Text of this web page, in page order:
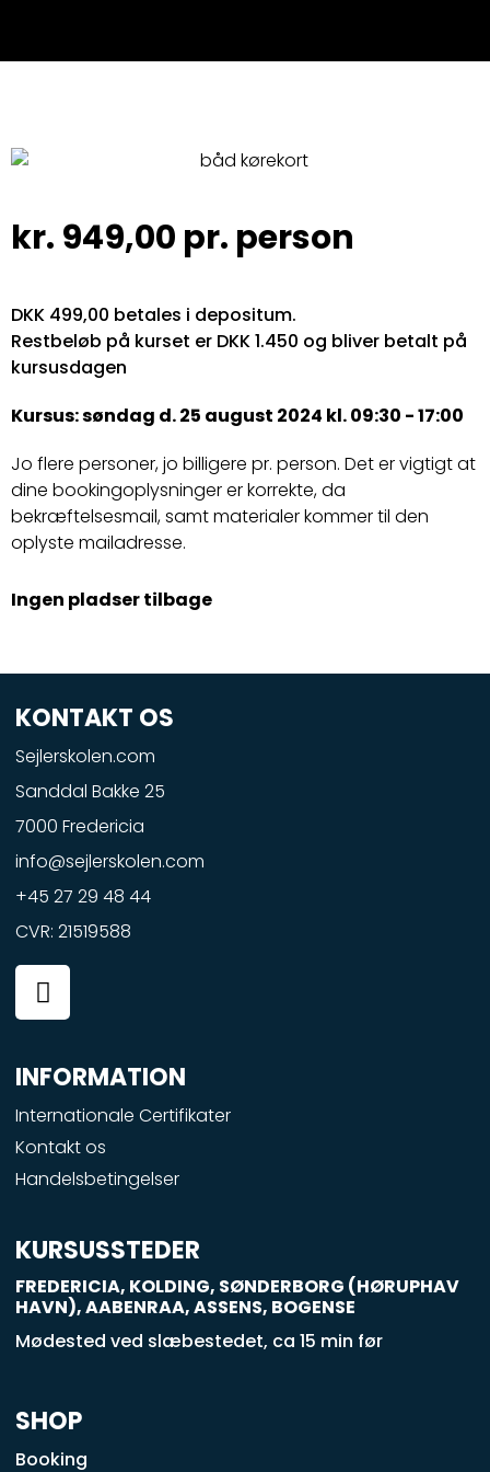
kr. 949,00 pr. person
DKK 499,00 betales i depositum.
Restbeløb på kurset er DKK 1.450 og bliver betalt på
kursusdagen
Kursus: søndag d. 25 august 2024 kl. 09:30 - 17:00
Jo flere personer, jo billigere pr. person. Det er vigtigt at
dine bookingoplysninger er korrekte, da
bekræftelsesmail, samt materialer kommer til den
oplyste mailadresse.
Ingen pladser tilbage
KONTAKT OS
Sejlerskolen.com
Sanddal Bakke 25
7000 Fredericia
info@sejlerskolen.com
+45 27 29 48 44
CVR: 21519588
F
a
c
e
b
o
o
k
-
q
u
a
r
INFORMATION
Internationale Certifikater
Kontakt os
Handelsbetingelser
KURSUSSTEDER
FREDERICIA, KOLDING, SØNDERBORG (HØRUPHAV
HAVN), AABENRAA, ASSENS, BOGENSE
Mødested ved slæbestedet, ca 15 min før
SHOP
Booking